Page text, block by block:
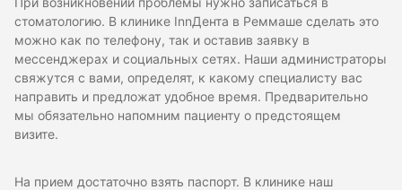
стоматологию. В клинике InnДента в Реммаше сделать это
можно как по телефону, так и оставив заявку в
мессенджерах и социальных сетях. Наши администраторы
свяжутся с вами, определят, к какому специалисту вас
направить и предложат удобное время. Предварительно
мы обязательно напомним пациенту о предстоящем
визите.
На прием достаточно взять паспорт. В клинике наш